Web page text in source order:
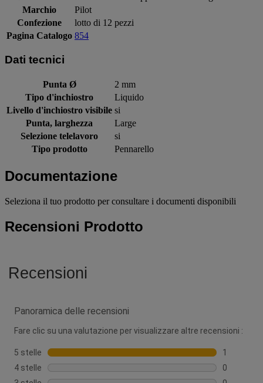
Marchio
Pilot
Confezione
lotto di 12 pezzi
Pagina Catalogo 854
Dati tecnici
Punta Ø
2 mm
Tipo d'inchiostro
Liquido
Livello d'inchiostro visibile si
Punta, larghezza
Large
Selezione telelavoro
si
Tipo prodotto
Pennarello
Documentazione
Seleziona il tuo prodotto per consultare i documenti disponibili
Recensioni Prodotto